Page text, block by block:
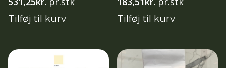
Tilføj til kurv Tilføj til kurv